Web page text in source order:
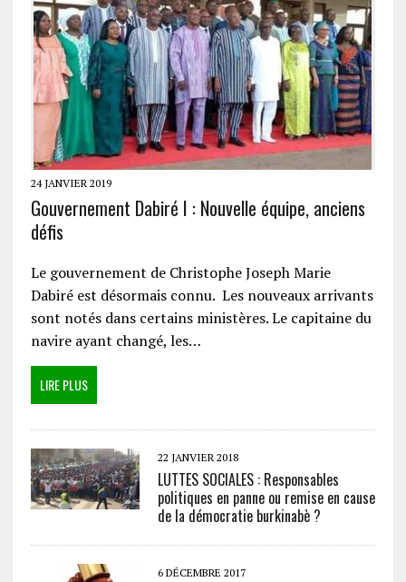
24 JANVIER 2019
Gouvernement Dabiré I : Nouvelle équipe, anciens
défis
Le gouvernement de Christophe Joseph Marie
Dabiré est désormais connu. Les nouveaux arrivants
sont notés dans certains ministères. Le capitaine du
navire ayant changé, les…
LIRE PLUS
22 JANVIER 2018
LUTTES SOCIALES : Responsables
politiques en panne ou remise en cause
de la démocratie burkinabè ?
6 DÉCEMBRE 2017